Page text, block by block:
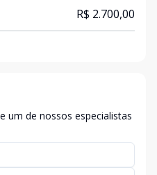
R$ 2.700,00
um de nossos especialistas